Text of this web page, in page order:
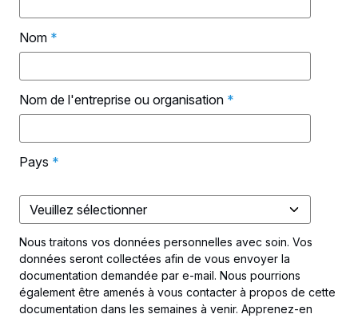
Nom *
Nom de l'entreprise ou organisation *
Pays *
Nous traitons vos données personnelles avec soin. Vos
données seront collectées afin de vous envoyer la
documentation demandée par e-mail. Nous pourrions
également être amenés à vous contacter à propos de cette
documentation dans les semaines à venir. Apprenez-en